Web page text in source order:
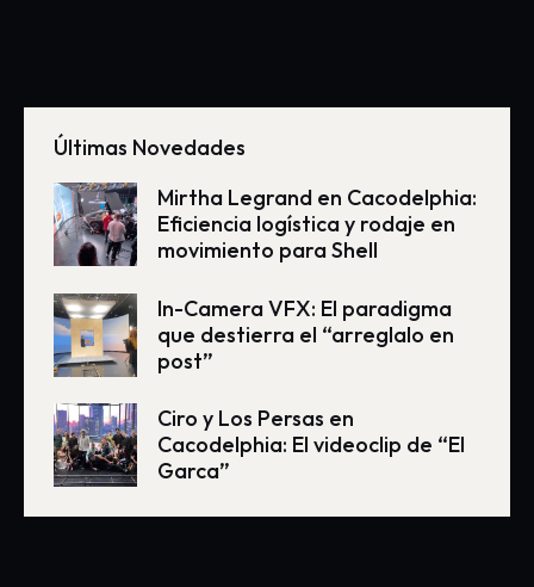
Últimas Novedades
Mirtha Legrand en Cacodelphia:
Eficiencia logística y rodaje en
movimiento para Shell
In-Camera VFX: El paradigma
que destierra el “arreglalo en
post”
Ciro y Los Persas en
Cacodelphia: El videoclip de “El
Garca”